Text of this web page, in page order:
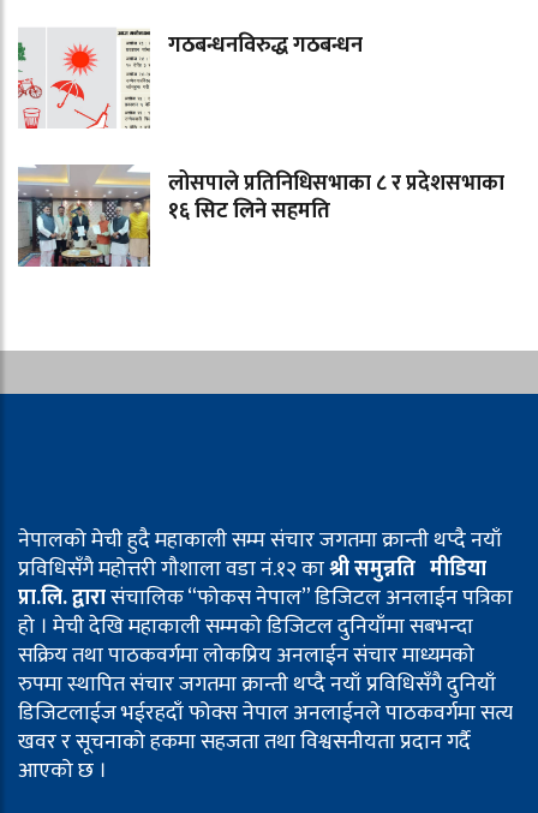
गठबन्धनविरुद्ध गठबन्धन
लोसपाले प्रतिनिधिसभाका ८ र प्रदेशसभाका
१६ सिट लिने सहमति
नेपालको मेची हुदै महाकाली सम्म संचार जगतमा क्रान्ती थप्दै नयाँ
प्रविधिसँगै महोत्तरी गौशाला वडा नं.१२ काश्री समुन्नति मीडिया
प्रा.लि. द्वारासंचालिक “फोकस नेपाल” डिजिटल अनलाईन पत्रिका
हो । मेची देखि महाकाली सम्मको डिजिटल दुनियाँमा सबभन्दा
सक्रिय तथा पाठकवर्गमा लोकप्रिय अनलाईन संचार माध्यमको
रुपमा स्थापित संचार जगतमा क्रान्ती थप्दै नयाँ प्रविधिसँगै दुनियाँ
डिजिटलाईज भईरहदाँ फोक्स नेपाल अनलाईनले पाठकवर्गमा सत्य
खवर र सूचनाको हकमा सहजता तथा विश्वसनीयता प्रदान गर्दै
आएको छ ।